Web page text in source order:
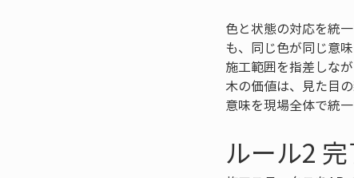
色と状態の対応を統
も、同じ色が同じ意
施工範囲を指差しな
木の価値は、見た目
意味を現場全体で統一
ルール2